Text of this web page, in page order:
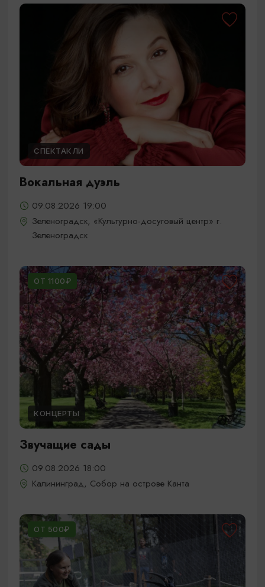
СПЕКТАКЛИ
Вокальная дуэль
09.08.2026 19:00
Зеленоградск, «Культурно-досуговый центр» г.
Зеленоградск
ОТ 1100₽
КОНЦЕРТЫ
Звучащие сады
09.08.2026 18:00
Калининград, Собор на острове Канта
ОТ 500₽